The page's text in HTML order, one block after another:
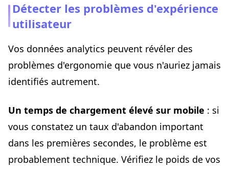
Détecter les problèmes d'expérience
utilisateur
Vos données analytics peuvent révéler des
problèmes d'ergonomie que vous n'auriez jamais
identifiés autrement.
Un temps de chargement élevé sur mobile : si
vous constatez un taux d'abandon important
dans les premières secondes, le problème est
probablement technique. Vérifiez le poids de vos